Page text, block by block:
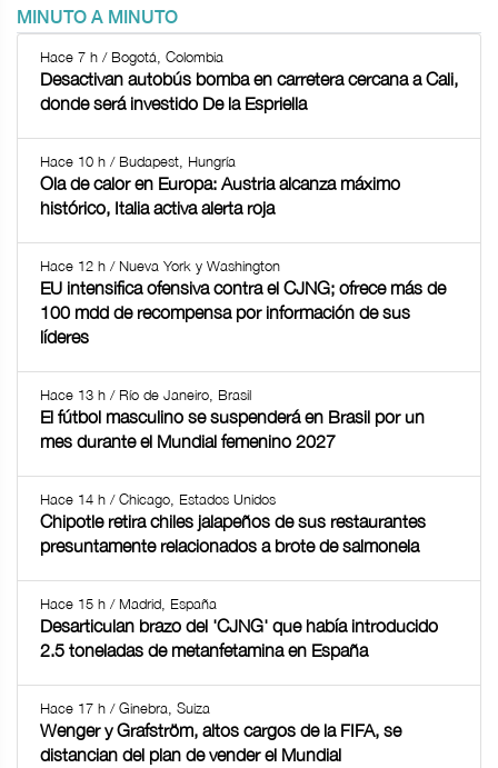
MINUTO A MINUTO
Hace 7 h / Bogotá, Colombia
Desactivan autobús bomba en carretera cercana a Cali,
donde será investido De la Espriella
Hace 10 h / Budapest, Hungría
Ola de calor en Europa: Austria alcanza máximo
histórico, Italia activa alerta roja
Hace 12 h / Nueva York y Washington
EU intensifica ofensiva contra el CJNG; ofrece más de
100 mdd de recompensa por información de sus
líderes
Hace 13 h / Río de Janeiro, Brasil
El fútbol masculino se suspenderá en Brasil por un
mes durante el Mundial femenino 2027
Hace 14 h / Chicago, Estados Unidos
Chipotle retira chiles jalapeños de sus restaurantes
presuntamente relacionados a brote de salmonela
Hace 15 h / Madrid, España
Desarticulan brazo del 'CJNG' que había introducido
2.5 toneladas de metanfetamina en España
Hace 17 h / Ginebra, Suiza
Wenger y Grafström, altos cargos de la FIFA, se
distancian del plan de vender el Mundial